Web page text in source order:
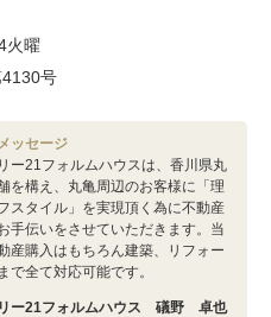
火曜
号
ッセージ
ー21フォルムハウスは、香川県丸
を構え、丸亀周辺のお客様に「理
スタイル」を実現頂く為に不動産
手伝いをさせていただきます。当
産購入はもちろん建築、リフォー
で全て対応可能です。
ー21フォルムハウス 礒野 卓也